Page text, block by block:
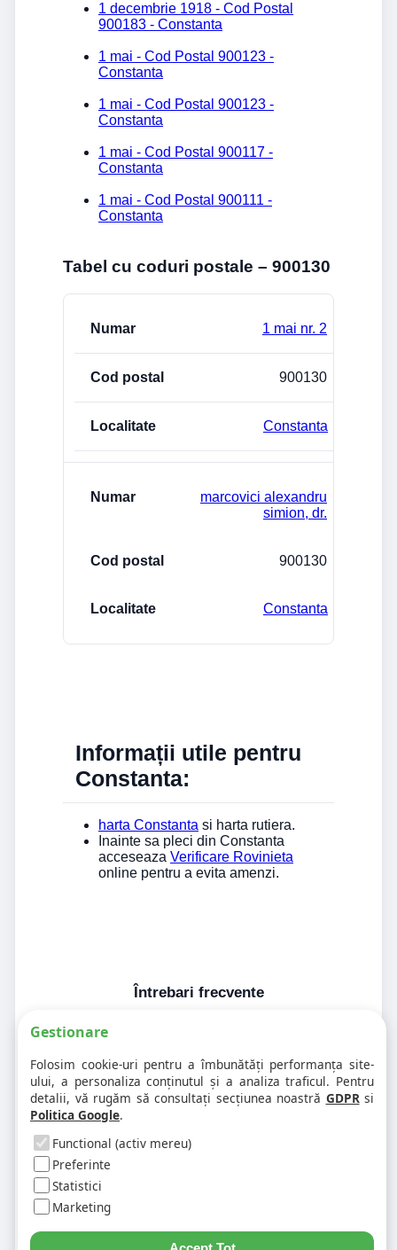
1 decembrie 1918 - Cod Postal
900183 - Constanta
1 mai - Cod Postal 900123 -
Constanta
1 mai - Cod Postal 900123 -
Constanta
1 mai - Cod Postal 900117 -
Constanta
1 mai - Cod Postal 900111 -
Constanta
Tabel cu coduri postale – 900130
1 mai nr. 2
900130
Constanta
marcovici alexandru
simion, dr.
900130
Constanta
Informații utile pentru
Constanta:
harta Constanta si harta rutiera.
Inainte sa pleci din Constanta
acceseaza Verificare Rovinieta
online pentru a evita amenzi.
Întrebari frecvente
funcție de numar?
2. Pot exista mai multe coduri postale
pe aceeasi strada?
3. Cum gasesc rapid codul postal
pentru alta strada sau alt oras?
Gestionare
Folosim cookie-uri pentru a îmbunătăți performanța site-
ului, a personaliza conținutul și a analiza traficul. Pentru
detalii, vă rugăm să consultați secțiunea noastră GDPRsi
Politica Google.
Functional (activ mereu)
Preferinte
Statistici
Marketing